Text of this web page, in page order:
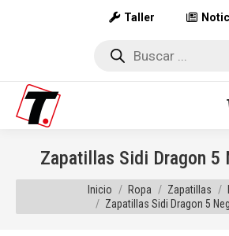
Taller
Búsqueda
Zapatillas Sidi Dragon 5
Estás aquí:
Inicio Ropa Zapatillas
Zapatillas Sidi Dragon 5